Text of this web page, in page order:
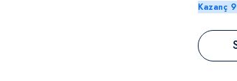
Kazanç